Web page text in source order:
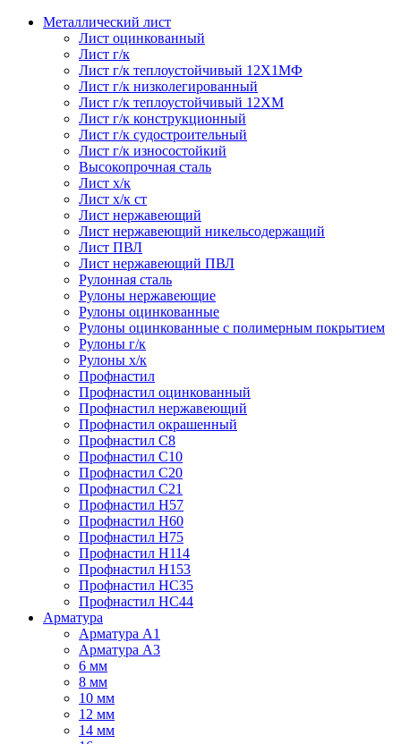
Металлический лист
Лист оцинкованный
Лист г/к
Лист г/к теплоустойчивый 12Х1МФ
Лист г/к низколегированный
Лист г/к теплоустойчивый 12ХМ
Лист г/к конструкционный
Лист г/к судостроительный
Лист г/к износостойкий
Высокопрочная сталь
Лист х/к
Лист х/к ст
Лист нержавеющий
Лист нержавеющий никельсодержащий
Лист ПВЛ
Лист нержавеющий ПВЛ
Рулонная сталь
Рулоны нержавеющие
Рулоны оцинкованные
Рулоны оцинкованные с полимерным покрытием
Рулоны г/к
Рулоны х/к
Профнастил
Профнастил оцинкованный
Профнастил нержавеющий
Профнастил окрашенный
Профнастил С8
Профнастил С10
Профнастил С20
Профнастил С21
Профнастил Н57
Профнастил Н60
Профнастил Н75
Профнастил Н114
Профнастил Н153
Профнастил НС35
Профнастил НС44
Арматура
Арматура А1
Арматура А3
6 мм
8 мм
10 мм
12 мм
14 мм